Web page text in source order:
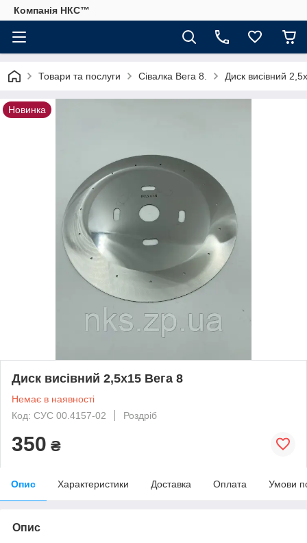
Компанія НКС™
Товари та послуги Сівалка Вега 8. Диск висівний
Новинка
Диск висівний 2,5х15 Вега 8
Немає в наявності
Код: СУС 00.4157-02
Роздріб
350 ₴
Опис Характеристики Доставка Оплата Умови
Опис